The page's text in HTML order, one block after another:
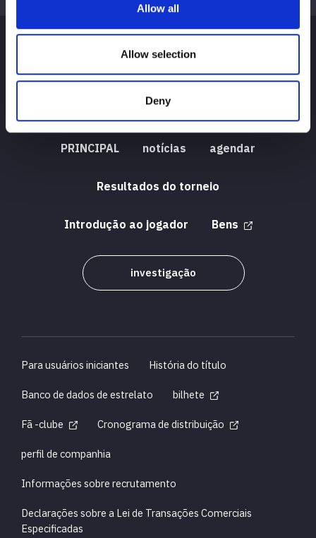
Allow all
Allow selection
Deny
PRINCIPAL notícias agendar
Resultados do torneio
Introdução ao jogador Bens
investigação
Para usuários iniciantes
História do título
Banco de dados de estrelato
bilhete
Fã -clube
Cronograma de distribuição
perfil de companhia
Informações sobre recrutamento
Declarações sobre a Lei de Transações Comerciais
Especificadas